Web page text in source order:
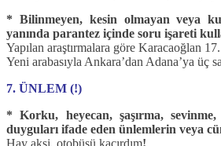
* Bilinmeyen, kesin olmayan veya
yanında parantez içinde soru işareti
Yapılan araştırmalara göre Karacaoğlan
Yeni arabasıyla Ankara’dan Adana’ya üç
7. ÜNLEM (!)
* Korku, heyecan, şaşırma,
duyguları ifade eden ünlemlerin veya
Hay aksi, otobüsü kaçırdım!